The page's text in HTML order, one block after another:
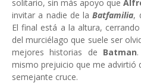
solitario, sin más apoyo que
invitar a nadie de laBatfamilia,
El final está a la altura,
del murciélago que suele ser
mejores historias de Batman
mismo prejuicio que me advirtió
semejante cruce.